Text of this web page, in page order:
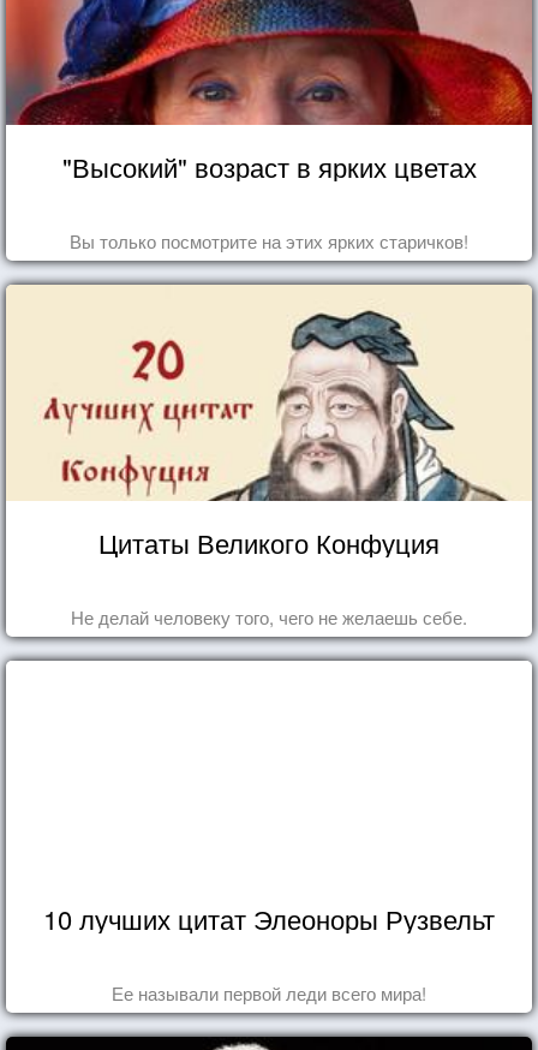
"Высокий" возраст в ярких цветах
Вы только посмотрите на этих ярких старичков!
Цитаты Великого Конфуция
Не делай человеку того, чего не желаешь себе.
10 лучших цитат Элеоноры Рузвельт
Ее называли первой леди всего мира!